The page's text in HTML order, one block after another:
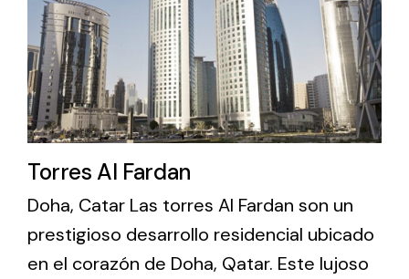
different uses
Iluminación Solar
de necesidades.
Torres Al Fardan
Doha, Catar Las torres Al Fardan son un
prestigioso desarrollo residencial ubicado
en el corazón de Doha, Qatar. Este lujoso